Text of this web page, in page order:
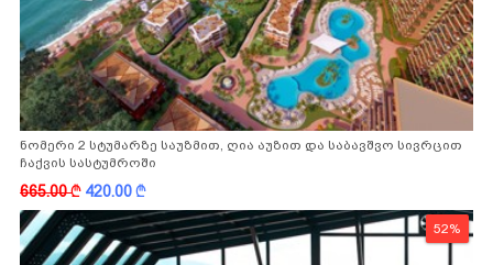
ნომერი 2 სტუმარზე საუზმით, ღია აუზით და საბავშვო სივრცით
ჩაქვის სასტუმროში
665.00k 420.00k
52%